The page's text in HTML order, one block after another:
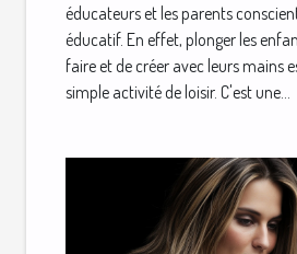
éducateurs et les parents
éducatif. En effet, plonger les
faire et de créer avec leurs mains
simple activité de loisir. C'est une...